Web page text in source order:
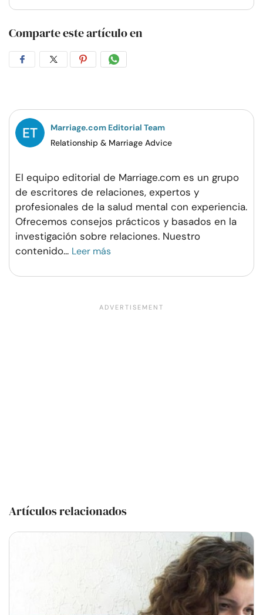
Comparte este artículo en
CompartirCompartirCompartirCompartir
Marriage.com Editorial Team
Relationship & Marriage Advice
El equipo editorial de Marriage.com es un grupo
de escritores de relaciones, expertos y
profesionales de la salud mental con experiencia.
Ofrecemos consejos prácticos y basados en la
investigación sobre relaciones. Nuestro
contenido... Leer más
Artículos relacionados